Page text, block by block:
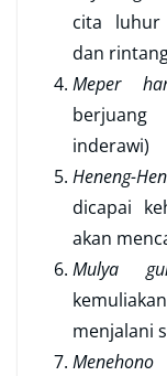
cita luhur
dan
Meper
berjuang
inderawi)
Heneng-
dicapai
akan
Mulya
menjalani